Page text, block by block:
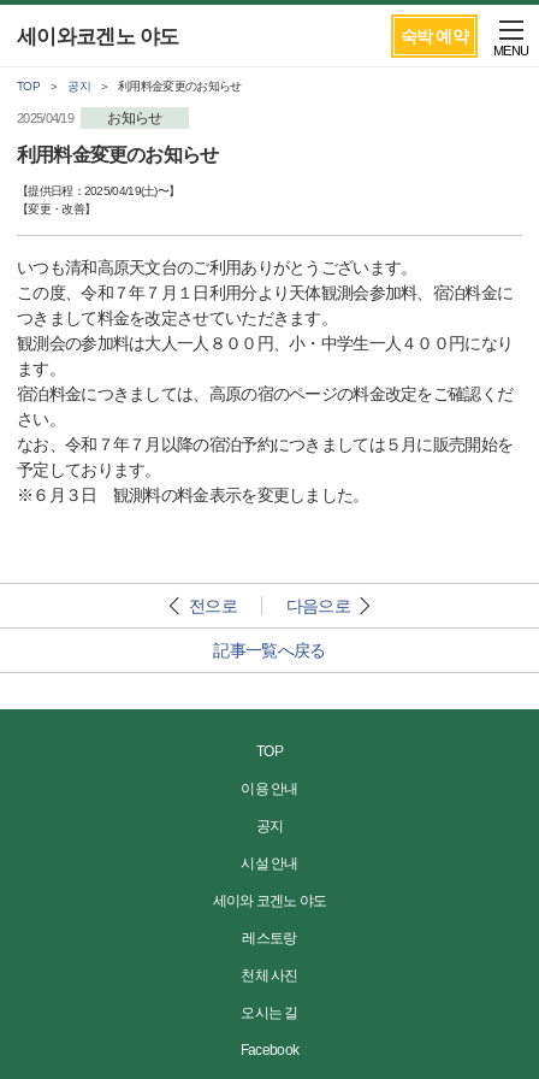
숙박 예약
세이와코겐노 야도
MENU
TOP 공지 利用料金変更のお知らせ
2025/04/19 お知らせ
利用料金変更のお知らせ
【提供日程： 2025/04/19(土)〜】
【変更・改善】
いつも清和高原天文台のご利用ありがとうございます。
この度、令和７年７月１日利用分より天体観測会参加料、宿泊料金に
つきまして料金を改定させていただきます。
観測会の参加料は大人一人８００円、小・中学生一人４００円になり
ます。
宿泊料金につきましては、高原の宿のページの料金改定をご確認くだ
さい。
なお、令和７年７月以降の宿泊予約につきましては５月に販売開始を
予定しております。
※６月３日 観測料の料金表示を変更しました。
전으로 다음으로
記事一覧へ戻る
TOP
이용 안내
공지
시설 안내
세이와 코겐노 야도
레스토랑
천체 사진
오시는 길
Facebook